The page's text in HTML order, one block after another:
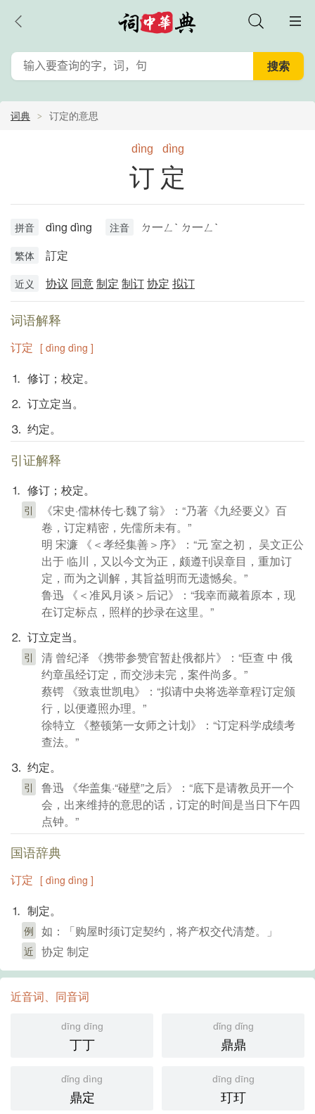
词典 订定的意思
dìng dìng
订定
拼音 dìng dìng 注音 ㄉ一ㄥˋ ㄉ一ㄥˋ
繁体 訂定
近义 协议 同意制定 制订协定 拟订
词语解释
订定 [ dìng dìng ]
⒈ 修订；校定。
⒉ 订立定当。
⒊ 约定。
引证解释
⒈ 修订；校定。
引
《宋史·儒林传七·魏了翁》：“乃著《九经要义》百
卷，订定精密，先儒所未有。”
明 宋濂 《＜孝经集善＞序》：“元 室之初， 吴文正公
出于 临川，又以今文为正，颇遵刊误章目，重加订
定，而为之训解，其旨益明而无遗憾矣。”
鲁迅 《＜准风月谈＞后记》：“我幸而藏着原本，现
在订定标点，照样的抄录在这里。”
⒉ 订立定当。
引
清 曾纪泽 《携带参赞官暂赴俄都片》：“臣查 中 俄
约章虽经订定，而交涉未完，案件尚多。”
蔡锷 《致袁世凯电》：“拟请中央将选举章程订定颁
行，以便遵照办理。”
徐特立 《整顿第一女师之计划》：“订定科学成绩考
查法。”
⒊ 约定。
引
鲁迅 《华盖集·“碰壁”之后》：“底下是请教员开一个
会，出来维持的意思的话，订定的时间是当日下午四
点钟。”
国语辞典
订定 [ dìng dìng ]
⒈ 制定。
例 如：「购屋时须订定契约，将产权交代清楚。」
近 协定 制定
近音词、同音词
dīng dīng
丁丁
dǐng dǐng
鼎鼎
dǐng dìng
鼎定
dīng dīng
玎玎